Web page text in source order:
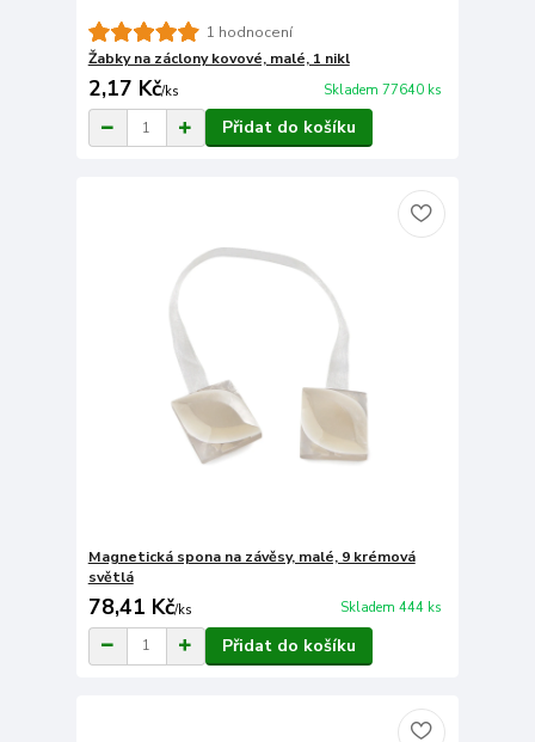
1 hodnocení
Žabky na záclony kovové, malé, 1 nikl
2,17 Kč/ks Skladem 77640 ks
Přidat do košíku
Magnetická spona na závěsy, malé, 9 krémová
světlá
78,41 Kč/ks Skladem 444 ks
Přidat do košíku